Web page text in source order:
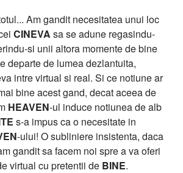
Am gandit necesitatea unui loc
CINEVA sa se adune regasindu-
si unii altora momente de bine
departe de lumea dezlantuita,
intre virtual si real. Si ce notiune ar
bine acest gand, decat aceea de
HEAVEN-ul induce notiunea de alb
s-a impus ca o necesitate in
-ului! O subliniere insistenta, daca
gandit sa facem noi spre a va oferi
virtual cu pretentii de BINE.